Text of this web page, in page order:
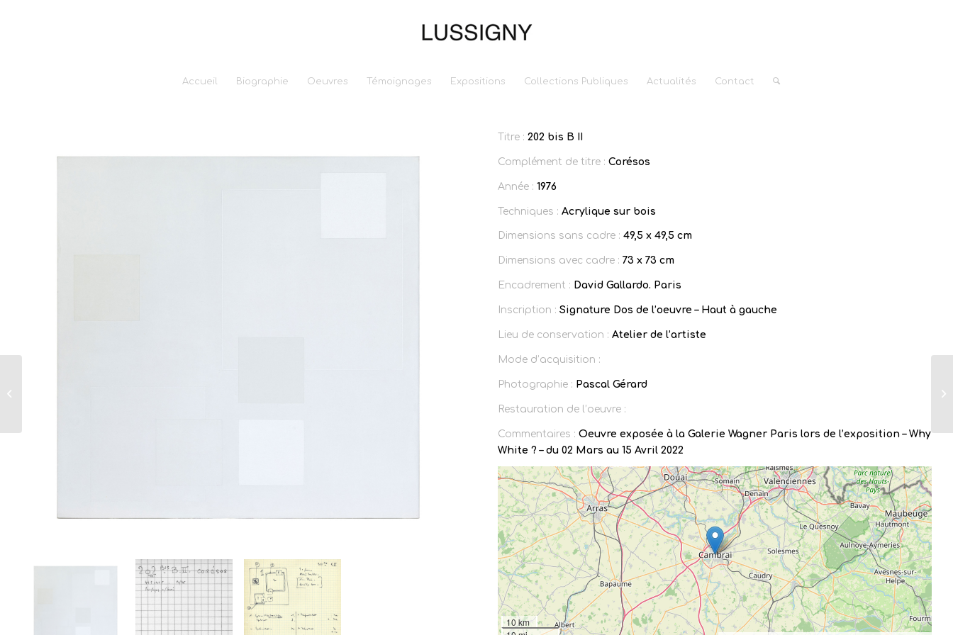
Accueil Biographie Oeuvres Témoignages Expositions Collections Publiques Actualités Contact
Titre : 202 bis B II
Complément de titre : Corésos
Année : 1976
Techniques : Acrylique sur bois
Dimensions sans cadre : 49,5 x 49,5 cm
Dimensions avec cadre : 73 x 73 cm
Encadrement : David Gallardo. Paris
Inscription : Signature Dos de l’oeuvre – Haut à gauche
Lieu de conservation : Atelier de l’artiste
Mode d’acquisition :
Photographie : Pascal Gérard
Restauration de l’oeuvre :
Commentaires : Oeuvre exposée à la Galerie Wagner Paris lors de l’exposition – Why
White ? – du 02 Mars au 15 Avril 2022
10 km